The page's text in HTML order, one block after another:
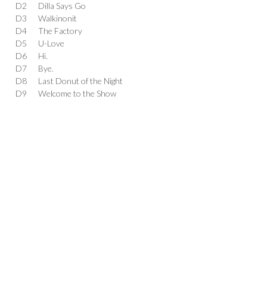
D2
Dilla Says Go
D3
Walkinonit
D4
The Factory
D5
U-Love
D6
Hi.
D7
Bye.
D8
Last Donut of the Night
D9
Welcome to the Show